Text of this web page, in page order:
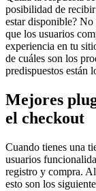
posibilidad de
estar disponible? No
que los usuarios
experiencia en tu
de cuáles son los
predispuestos están
Mejores
el checkout
Cuando tienes una
usuarios
registro y compra.
esto son los